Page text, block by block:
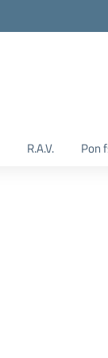
R.A.V. Pon